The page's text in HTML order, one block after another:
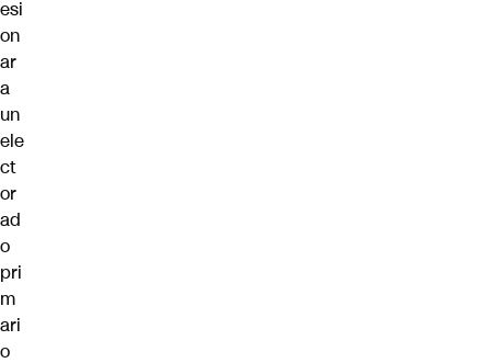
esi
on
ar
a
un
ele
ct
or
ad
o
pri
m
ari
o